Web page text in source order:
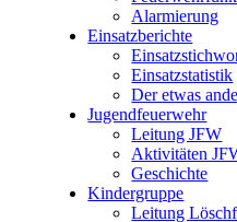
Alarmierung
Einsatzberichte
Einsatzstatistik
Der etwas
Jugendfeuerwehr
Leitung JFW
Aktivitäten
Geschichte
Kindergruppe
Leitung